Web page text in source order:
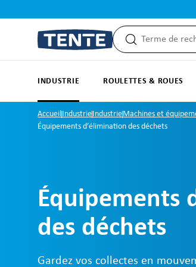
INDUSTRIE ROULETTES & ROUES
AccueilIndustrieIndustrieMachines et
Équipements d’élimination des déchets
Équipements
des déchets
Gardez vos collectes en